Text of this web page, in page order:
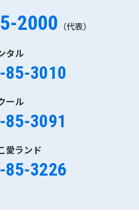
2000 （代表）
タル
85-3010
ール
85-3091
愛ランド
85-3226